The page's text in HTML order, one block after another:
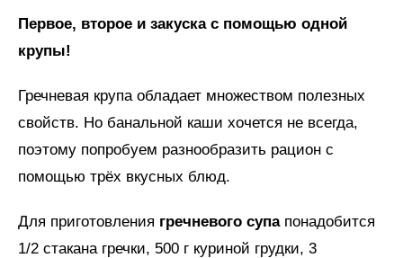
Первое, второе и закуска с помощью одной
крупы!
Гречневая крупа обладает множеством полезных
свойств. Но банальной каши хочется не всегда,
поэтому попробуем разнообразить рацион с
помощью трёх вкусных блюд.
Для приготовления гречневого супапонадобится
1/2 стакана гречки, 500 г куриной грудки, 3